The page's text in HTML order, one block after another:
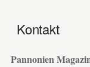
Kontakt
Pannonien